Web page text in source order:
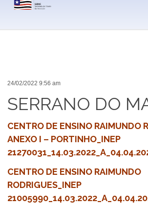
24/02/2022 9:56 am
SERRANO DO
CENTRO DE ENSINO RAIMUNDO
ANEXO I – PORTINHO_INEP
CENTRO DE ENSINO RAIMUNDO
RODRIGUES_INEP